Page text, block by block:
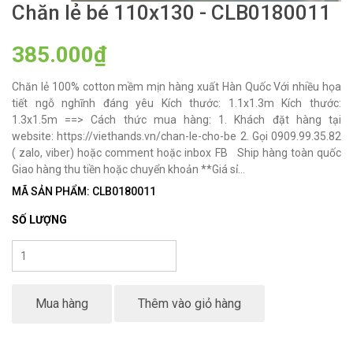
Chăn lẻ bé 110x130 - CLB0180011
385.000₫
Chăn lẻ 100% cotton mềm mịn hàng xuất Hàn Quốc Với nhiều họa
tiết ngỗ nghĩnh đáng yêu Kích thước: 1.1x1.3m Kích thước:
1.3x1.5m ==> Cách thức mua hàng: 1. Khách đặt hàng tại
website: https://viethands.vn/chan-le-cho-be 2. Gọi 0909.99.35.82
( zalo, viber) hoặc comment hoặc inbox FB Ship hàng toàn quốc
Giao hàng thu tiền hoặc chuyển khoản **Giá sỉ...
MÃ SẢN PHẨM: CLB0180011
SỐ LƯỢNG
Mua hàng Thêm vào giỏ hàng